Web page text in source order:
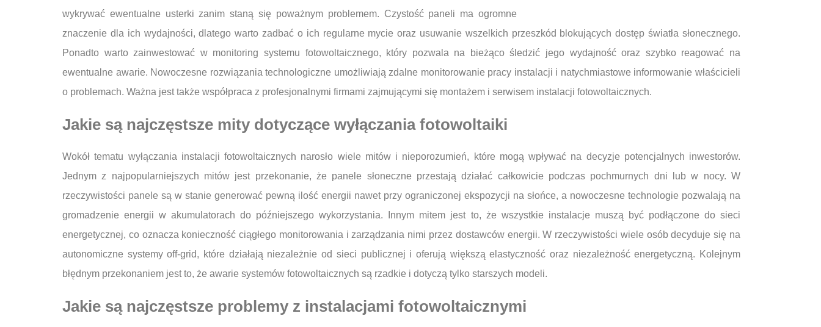
wykrywać ewentualne usterki zanim staną się poważnym problemem. Czystość paneli ma ogromne
znaczenie dla ich wydajności, dlatego warto zadbać o ich regularne mycie oraz usuwanie wszelkich przeszkód blokujących dostęp światła słonecznego.
Ponadto warto zainwestować w monitoring systemu fotowoltaicznego, który pozwala na bieżąco śledzić jego wydajność oraz szybko reagować na
ewentualne awarie. Nowoczesne rozwiązania technologiczne umożliwiają zdalne monitorowanie pracy instalacji i natychmiastowe informowanie właścicieli
o problemach. Ważna jest także współpraca z profesjonalnymi firmami zajmującymi się montażem i serwisem instalacji fotowoltaicznych.
Jakie są najczęstsze mity dotyczące wyłączania fotowoltaiki
Wokół tematu wyłączania instalacji fotowoltaicznych narosło wiele mitów i nieporozumień, które mogą wpływać na decyzje potencjalnych inwestorów.
Jednym z najpopularniejszych mitów jest przekonanie, że panele słoneczne przestają działać całkowicie podczas pochmurnych dni lub w nocy. W
rzeczywistości panele są w stanie generować pewną ilość energii nawet przy ograniczonej ekspozycji na słońce, a nowoczesne technologie pozwalają na
gromadzenie energii w akumulatorach do późniejszego wykorzystania. Innym mitem jest to, że wszystkie instalacje muszą być podłączone do sieci
energetycznej, co oznacza konieczność ciągłego monitorowania i zarządzania nimi przez dostawców energii. W rzeczywistości wiele osób decyduje się na
autonomiczne systemy off-grid, które działają niezależnie od sieci publicznej i oferują większą elastyczność oraz niezależność energetyczną. Kolejnym
błędnym przekonaniem jest to, że awarie systemów fotowoltaicznych są rzadkie i dotyczą tylko starszych modeli.
Jakie są najczęstsze problemy z instalacjami fotowoltaicznymi